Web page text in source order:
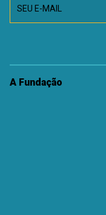
SEU E-MAIL
A Fundação